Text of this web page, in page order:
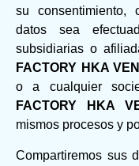
su consentimiento,
datos sea
subsidiarias o
FACTORY HKA
o a cualquier
FACTORY HKA
mismos procesos y
Compartiremos sus